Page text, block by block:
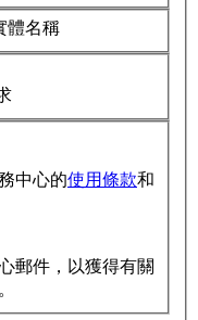
體名稱
中心的使用條款和
郵件，以獲得有關